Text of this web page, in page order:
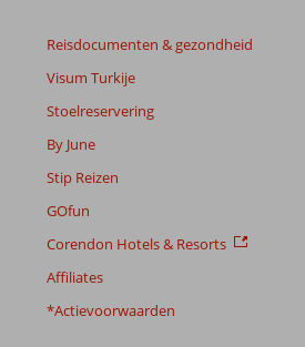
Reisdocumenten & gezondheid
Visum Turkije
Stoelreservering
By June
Stip Reizen
GOfun
Corendon Hotels & Resorts
Affiliates
*Actievoorwaarden